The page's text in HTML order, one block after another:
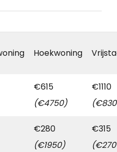
Hoekwoning
€615
(€4750)
€1110
€280
(€1950)
€315